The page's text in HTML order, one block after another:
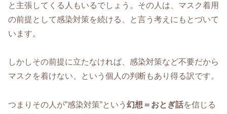
と主張してくる人もいるでしょう。その人は、マスク着用
の前提として感染対策を続ける、と言う考えにもとづいて
います。
しかしその前提に立たなければ、感染対策など不要だから
マスクを着けない、という個人の判断もあり得る訳です。
つまりその人が”感染対策”という 幻想＝おとぎ話を信じる